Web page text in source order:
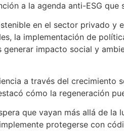
a la agenda anti-ESG que
en el sector privado y
la implementación de
impacto social y
a través del crecimiento
cómo la regeneración
que vayan más allá de
protegerse con